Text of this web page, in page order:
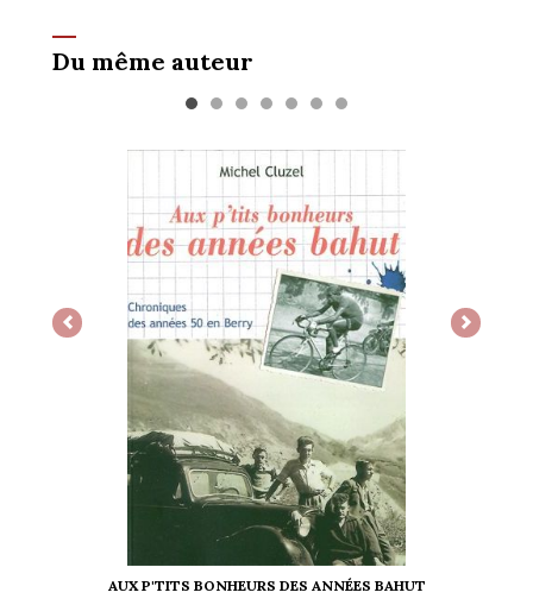
Du même auteur
Previous Next
AUX P'TITS BONHEURS DES ANNÉES BAHUT